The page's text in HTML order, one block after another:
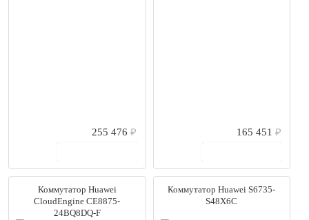
255 476₽
165 451 ₽
Коммутатор Huawei
CloudEngine CE8875-
24BQ8DQ-F
Коммутатор Huawei S6735-
S48X6C